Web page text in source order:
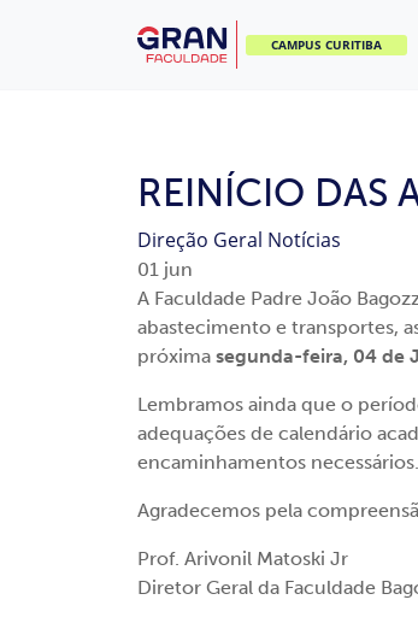
CAMPUS CURITIBA
REINÍCIO DAS
Direção Geral Notícias
01 jun
A Faculdade Padre João
abastecimento e transportes,
próxima segunda-feira, 04 de
Lembramos ainda que o
adequações de calendário
encaminhamentos necessários.
Agradecemos pela
Prof. Arivonil Matoski Jr
Diretor Geral da Faculdade